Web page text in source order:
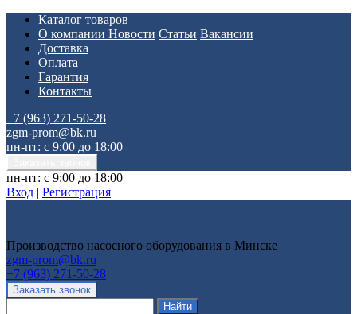
Каталог товаров
О компании Новости Статьи Вакансии
Доставка
Оплата
Гарантия
Контакты
+7 (963) 271-50-28
zgm-prom@bk.ru
пн-пт: с 9:00 до 18:00
пн-пт: с 9:00 до 18:00
Вход | Регистрация
Производство насосного оборудования в Минске
zgm-prom@bk.ru
+7 (963) 271-50-28